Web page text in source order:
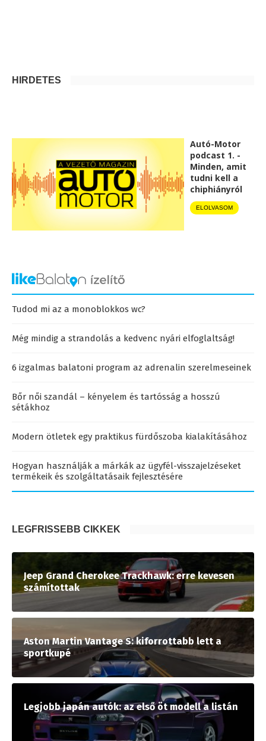
HIRDETÉS
Autó-Motor
podcast 1. -
Minden, amit
tudni kell a
chiphiányról
ELOLVASOM
Tudod mi az a monoblokkos wc?
Még mindig a strandolás a kedvenc nyári elfoglaltság!
6 izgalmas balatoni program az adrenalin szerelmeseinek
Bőr női szandál – kényelem és tartósság a hosszú
sétákhoz
Modern ötletek egy praktikus fürdőszoba kialakításához
Hogyan használják a márkák az ügyfél-visszajelzéseket
termékeik és szolgáltatásaik fejlesztésére
LEGFRISSEBB CIKKEK
Jeep Grand Cherokee Trackhawk: erre kevesen
számítottak
Aston Martin Vantage S: kiforrottabb lett a
sportkupé
Legjobb japán autók: az első öt modell a listán